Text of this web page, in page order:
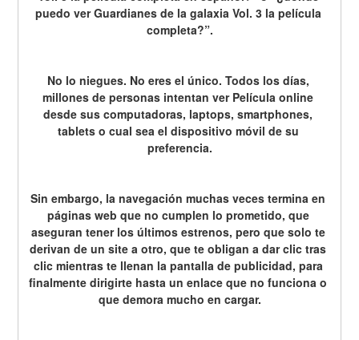
puedo ver Guardianes de la galaxia Vol. 3 la película
completa?”.
No lo niegues. No eres el único. Todos los días,
millones de personas intentan ver Película online
desde sus computadoras, laptops, smartphones,
tablets o cual sea el dispositivo móvil de su
preferencia.
Sin embargo, la navegación muchas veces termina en
páginas web que no cumplen lo prometido, que
aseguran tener los últimos estrenos, pero que solo te
derivan de un site a otro, que te obligan a dar clic tras
clic mientras te llenan la pantalla de publicidad, para
finalmente dirigirte hasta un enlace que no funciona o
que demora mucho en cargar.